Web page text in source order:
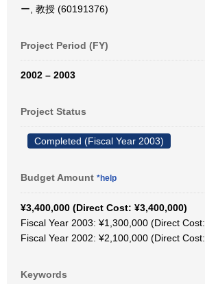
ー, 教授 (60191376)
Project Period (FY)
2002 – 2003
Project Status
Completed (Fiscal Year 2003)
Budget Amount *help
¥3,400,000 (Direct Cost: ¥3,400,000)
Fiscal Year 2003: ¥1,300,000 (Direct
Fiscal Year 2002: ¥2,100,000 (Direct
Keywords